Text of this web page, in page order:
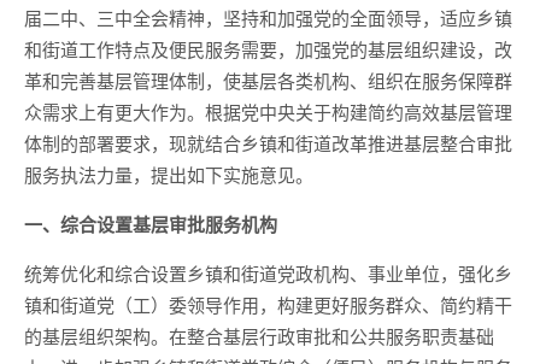
届二中、三中全会精神，坚持和加强党的全面领导，适应乡镇
和街道工作特点及便民服务需要，加强党的基层组织建设，改
革和完善基层管理体制，使基层各类机构、组织在服务保障群
众需求上有更大作为。根据党中央关于构建简约高效基层管理
体制的部署要求，现就结合乡镇和街道改革推进基层整合审批
服务执法力量，提出如下实施意见。
一、综合设置基层审批服务机构
统筹优化和综合设置乡镇和街道党政机构、事业单位，强化乡
镇和街道党（工）委领导作用，构建更好服务群众、简约精干
的基层组织架构。在整合基层行政审批和公共服务职责基础